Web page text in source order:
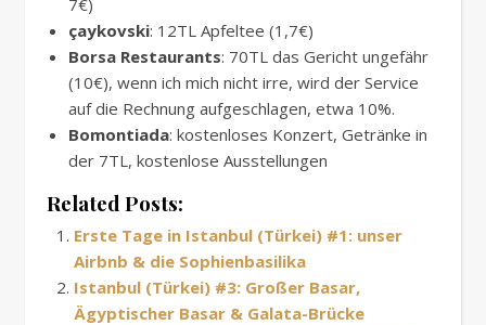
çaykovski: 12TL Apfeltee (1,7€)
Borsa Restaurants: 70TL das Gericht ungefähr
(10€), wenn ich mich nicht irre, wird der Service
auf die Rechnung aufgeschlagen, etwa 10%.
Bomontiada: kostenloses Konzert, Getränke in
der 7TL, kostenlose Ausstellungen
Related Posts:
Erste Tage in Istanbul (Türkei) #1: unser
Airbnb & die Sophienbasilika
Istanbul (Türkei) #3: Großer Basar,
Ägyptischer Basar & Galata-Brücke